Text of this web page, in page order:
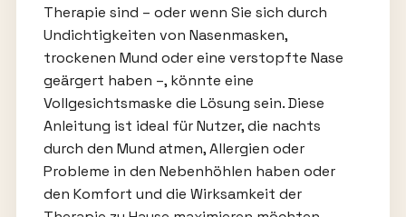
Therapie sind – oder wenn Sie sich durch
Undichtigkeiten von Nasenmasken,
trockenen Mund oder eine verstopfte Nase
geärgert haben –, könnte eine
Vollgesichtsmaske die Lösung sein. Diese
Anleitung ist ideal für Nutzer, die nachts
durch den Mund atmen, Allergien oder
Probleme in den Nebenhöhlen haben oder
den Komfort und die Wirksamkeit der